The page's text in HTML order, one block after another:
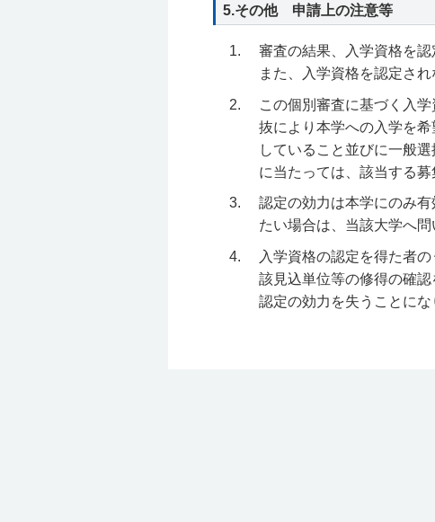
5.その他 申請上の注意等
審査の結果、入学資格を
また、入学資格を認定さ
この個別審査に基づく入
抜により本学への入学を
していること並びに一般
に当たっては、該当する
認定の効力は本学にのみ
たい場合は、当該大学へ問
入学資格の認定を得た者
該見込単位等の修得の確
認定の効力を失うことにな